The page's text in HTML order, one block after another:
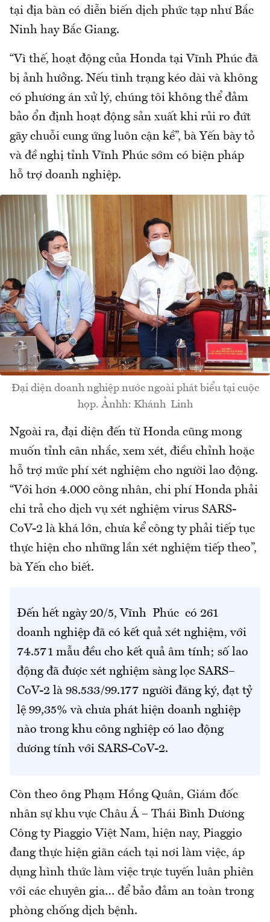
tại địa bàn có diễn biến dịch phức tạp như Bắc
Ninh hay Bắc Giang.
“Vì thế, hoạt động của Honda tại Vĩnh Phúc đã
bị ảnh hưởng. Nếu tình trạng kéo dài và không
có phương án xử lý, chúng tôi không thể đảm
bảo ổn định hoạt động sản xuất khi rủi ro đứt
gãy chuỗi cung ứng luôn cận kề”, bà Yến bày tỏ
và đề nghị tỉnh Vĩnh Phúc sớm có biện pháp
hỗ trợ doanh nghiệp.
Đại diện doanh nghiệp nước ngoài phát biểu tại cuộc
họp. Ảnhh: Khánh Linh
Ngoài ra, đại diện đến từ Honda cũng mong
muốn tỉnh cân nhắc, xem xét, điều chỉnh hoặc
hỗ trợ mức phí xét nghiệm cho người lao động.
“Với hơn 4.000 công nhân, chi phí Honda phải
chi trả cho dịch vụ xét nghiệm virus SARS-
CoV-2 là khá lớn, chưa kể công ty phải tiếp tục
thực hiện cho những lần xét nghiệm tiếp theo”,
bà Yến cho biết.
Đến hết ngày 20/5, Vĩnh Phúc có 261
doanh nghiệp đã có kết quả xét nghiệm, với
74.571 mẫu đều cho kết quả âm tính; số lao
động đã được xét nghiệm sàng lọc SARS–
CoV-2 là 98.533/99.177 người đăng ký, đạt tỷ
lệ 99,35% và chưa phát hiện doanh nghiệp
nào trong khu công nghiệp có lao động
dương tính với SARS-CoV-2.
Còn theo ông Phạm Hồng Quân, Giám đốc
nhân sự khu vực Châu Á – Thái Bình Dương
Công ty Piaggio Việt Nam, hiện nay, Piaggio
đang thực hiện giãn cách tại nơi làm việc, áp
dụng hình thức làm việc trực tuyến luân phiên
với các chuyên gia… để bảo đảm an toàn trong
phòng chống dịch bệnh.